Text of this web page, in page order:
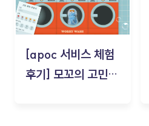
[apoc 서비스 체험
후기] 모꼬의 고민세